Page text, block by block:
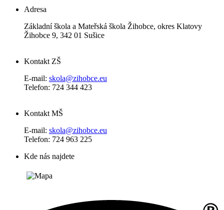
Adresa
Základní škola a Mateřská škola Žihobce, okres Klatovy
Žihobce 9, 342 01 Sušice
Kontakt ZŠ
E-mail: skola@zihobce.eu
Telefon: 724 344 423
Kontakt MŠ
E-mail: skola@zihobce.eu
Telefon: 724 963 225
Kde nás najdete